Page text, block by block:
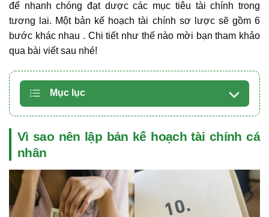
để nhanh chóng đạt dược các mục tiêu tài chính trong
tương lai. Một bản kế hoạch tài chính sơ lược sẽ gồm 6
bước khác nhau . Chi tiết như thế nào mời bạn tham khảo
qua bài viết sau nhé!
Mục lục
Vì sao nên lập bản kế hoạch tài chính cá
nhân